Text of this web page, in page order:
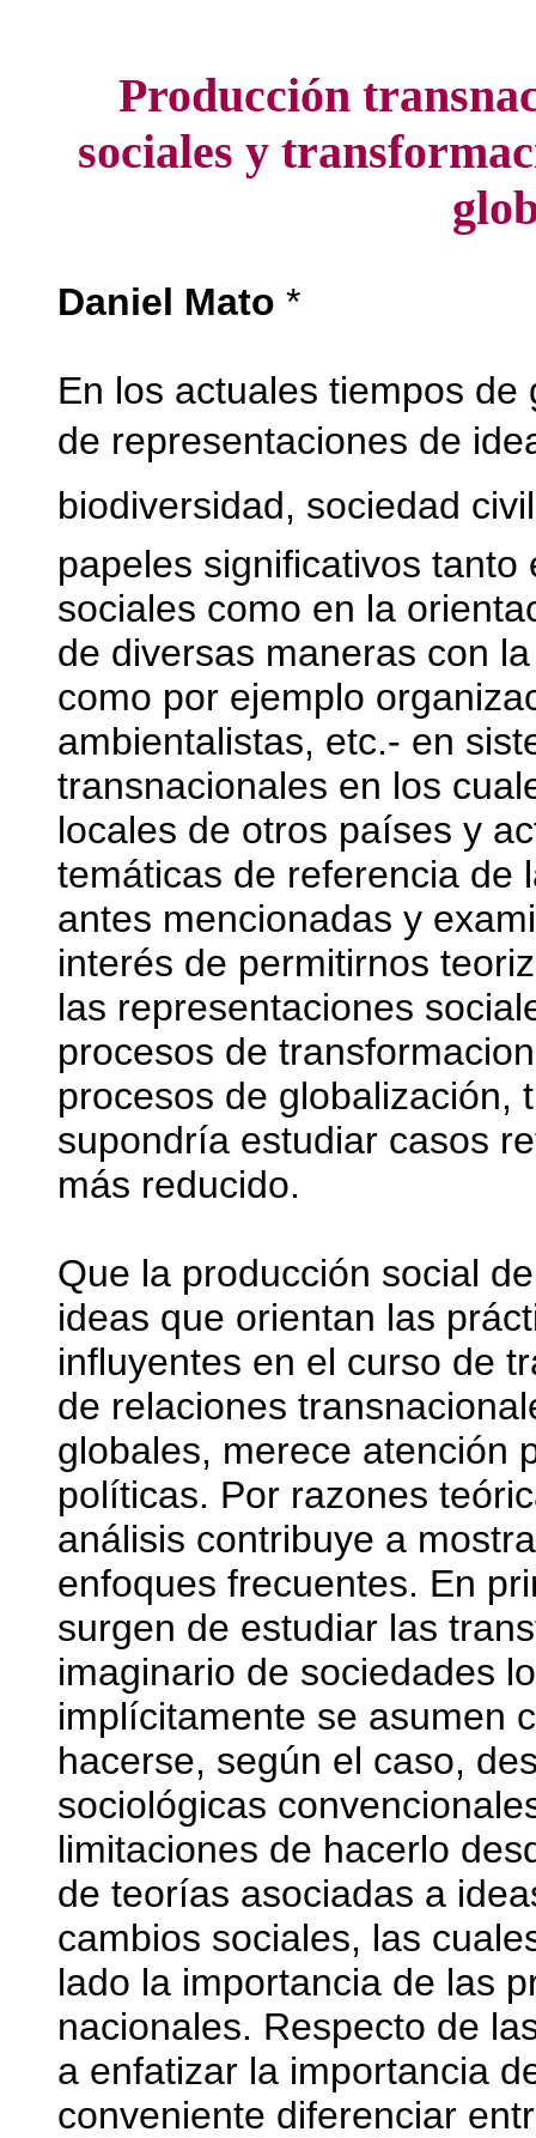
Producción
sociales y
Daniel Mato *
En los actuales tiempos
de representaciones de
biodiversidad, sociedad
papeles significativos
sociales como en la
de diversas maneras con
como por ejemplo
ambientalistas, etc.- en
transnacionales en los
locales de otros países y
temáticas de referencia de
antes mencionadas y
interés de permitirnos
las representaciones
procesos de
procesos de globalización,
supondría estudiar casos
más reducido.
Que la producción social
ideas que orientan las
influyentes en el curso de
de relaciones
globales, merece atención
políticas. Por razones
análisis contribuye a
enfoques frecuentes. En
surgen de estudiar las
imaginario de sociedades
implícitamente se asumen
hacerse, según el caso,
sociológicas
limitaciones de hacerlo
de teorías asociadas a
cambios sociales, las
lado la importancia de las
nacionales. Respecto de
a enfatizar la importancia
conveniente diferenciar